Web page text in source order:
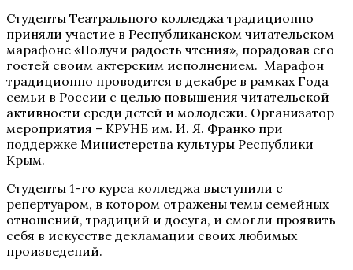
Студенты Театрального колледжа традиционно
приняли участие в Республиканском читательском
марафоне «Получи радость чтения», порадовав его
гостей своим актерским исполнением. Марафон
традиционно проводится в декабре в рамках Года
семьи в России с целью повышения читательской
активности среди детей и молодежи. Организатор
мероприятия – КРУНБ им. И. Я. Франко при
поддержке Министерства культуры Республики
Крым.
Студенты 1-го курса колледжа выступили с
репертуаром, в котором отражены темы семейных
отношений, традиций и досуга, и смогли проявить
себя в искусстве декламации своих любимых
произведений.